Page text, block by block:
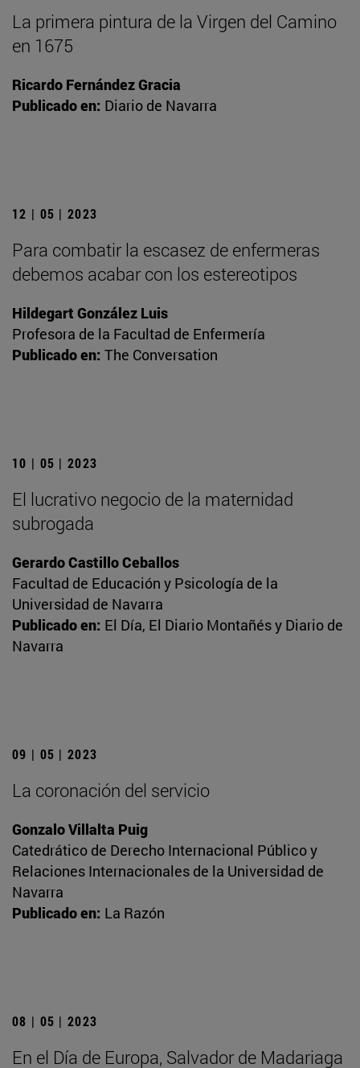
La primera pintura de la Virgen del Camino
en 1675
Ricardo Fernández Gracia
Publicado en: Diario de Navarra
12 | 05 | 2023
Para combatir la escasez de enfermeras
debemos acabar con los estereotipos
Hildegart González Luis
Profesora de la Facultad de Enfermería
Publicado en: The Conversation
10 | 05 | 2023
El lucrativo negocio de la maternidad
subrogada
Gerardo Castillo Ceballos
Facultad de Educación y Psicología de la
Universidad de Navarra
Publicado en: El Día, El Diario Montañés y Diario de
Navarra
09 | 05 | 2023
La coronación del servicio
Gonzalo Villalta Puig
Catedrático de Derecho Internacional Público y
Relaciones Internacionales de la Universidad de
Navarra
Publicado en: La Razón
08 | 05 | 2023
En el Día de Europa, Salvador de Madariaga